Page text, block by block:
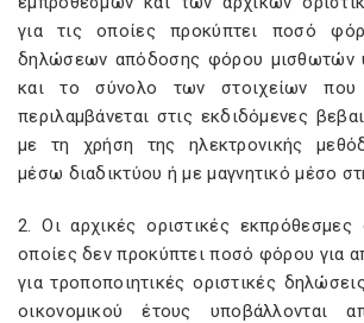
για τις οποίες προκύπτει ποσό
δηλώσεων απόδοσης φόρου μισθωτών
και το σύνολο των στοιχείων που
περιλαμβάνεται στις εκδιδόμενες
με τη χρήση της ηλεκτρονικής
μέσω διαδικτύου ή με μαγνητικό μέσο
2. Οι αρχικές οριστικές εκπρόθεσμες
οποίες δεν προκύπτει ποσό φόρου για
για τροποποιητικές οριστικές
οικονομικού έτους υποβάλλονται